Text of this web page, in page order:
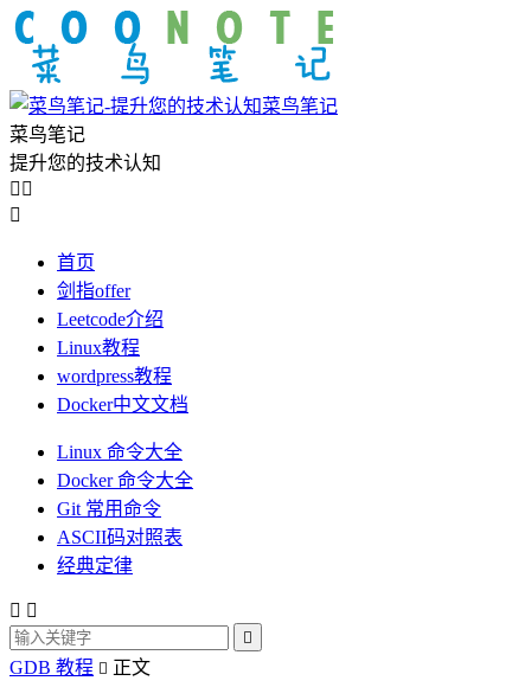
菜鸟笔记
菜鸟笔记
提升您的技术认知
 

首页
剑指offer
Leetcode介绍
Linux教程
wordpress教程
Docker中文文档
Linux 命令大全
Docker 命令大全
Git 常用命令
ASCII码对照表
经典定律
 

GDB 教程  正文